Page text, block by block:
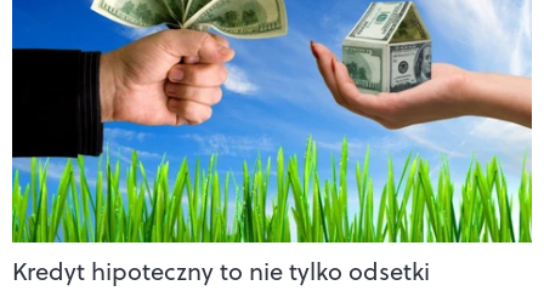
Kredyt hipoteczny to nie tylko odsetki